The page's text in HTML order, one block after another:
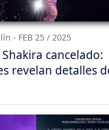
- FEB 25 / 2025
cancelado:
revelan detalles